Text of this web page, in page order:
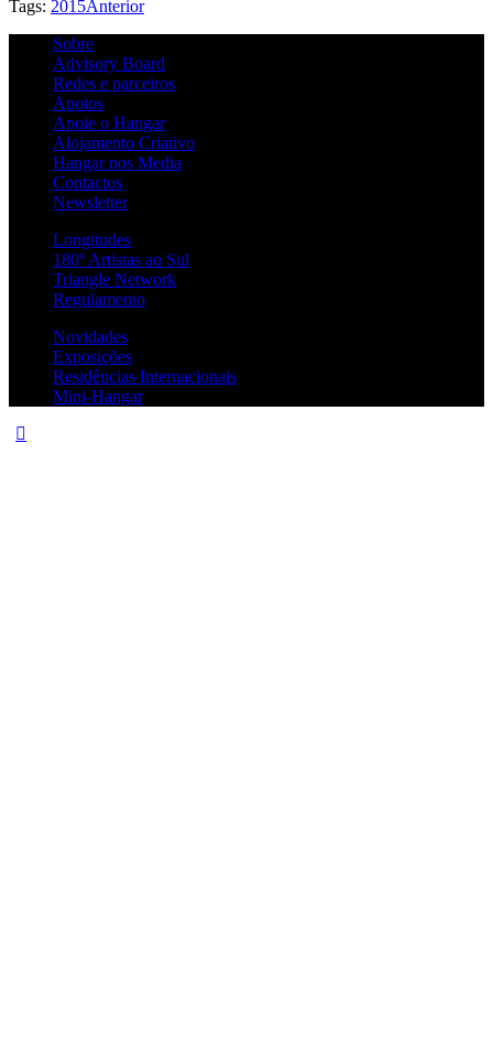
Tags: 2015Anterior
Sobre
Advisory Board
Redes e parceiros
Apoios
Apoie o Hangar
Alojamento Criativo
Hangar nos Media
Contactos
Newsletter
Longitudes
180º Artistas ao Sul
Triangle Network
Regulamento
Novidades
Exposições
Residências Internacionais
Mini-Hangar